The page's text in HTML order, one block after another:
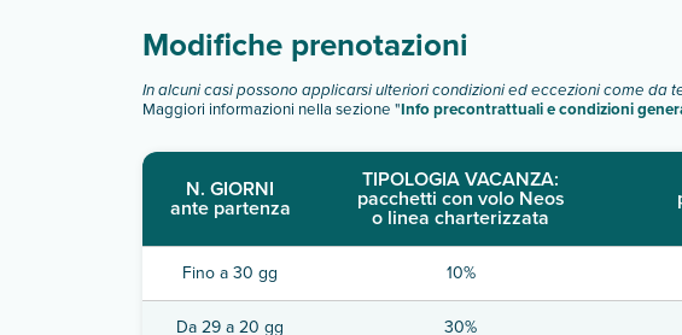
Modifiche prenotazioni
In alcuni casi possono applicarsi ulteriori condizioni ed eccezioni come da
Maggiori informazioni nella sezione "Info precontrattuali e condizioni
N. GIORNI
ante partenza
TIPOLOGIA VACANZA:
pacchetti con volo Neos
o linea charterizzata
Fino a 30 gg 10%
Da 29 a 20 gg 30%